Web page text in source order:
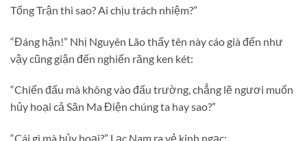
Tống Trận thì sao? Ai chịu trách nhiệm?”
“Đáng hận!” Nhị Nguyên Lão thấy tên này cáo già đến như
vậy cũng giận đến nghiến răng ken két:
“Chiến đấu mà không vào đấu trường, chẳng lẽ ngươi muốn
hủy hoại cả Săn Ma Điện chúng ta hay sao?”
“Cái gì mà hủy hoại?” Lạc Nam ra vẻ kinh ngạc: